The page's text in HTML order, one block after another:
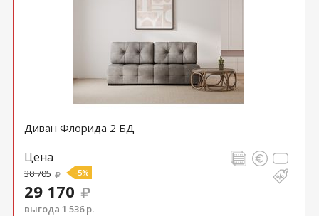
Диван Флорида 2 БД
Цена
30 705 -5%
29 170
выгода 1 536 р.